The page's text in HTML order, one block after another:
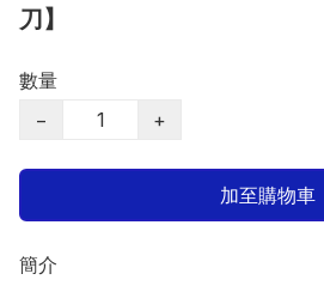
刀】
數量
−
+
加至購物車
簡介